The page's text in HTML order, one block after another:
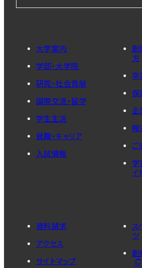
大学案内
学部・大学院
研究・社会貢献
国際交流・留学
学生生活
就職・キャリア
入試情報
創
方
卒
保
企
報
ご
学
イ
資料請求
アクセス
サイトマップ
ス
ツ
創